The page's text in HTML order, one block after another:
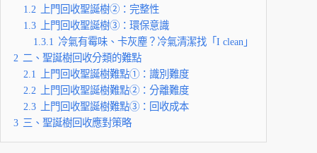
1.2
上門回收聖誕樹②：完整性
1.3
上門回收聖誕樹③：環保意識
1.3.1 冷氣有霉味、卡灰塵？冷氣清潔找「I clean」
2 二、聖誕樹回收分類的難點
2.1
上門回收聖誕樹難點①：識別難度
2.2
上門回收聖誕樹難點②：分離難度
2.3
上門回收聖誕樹難點③：回收成本
3 三、聖誕樹回收應對策略